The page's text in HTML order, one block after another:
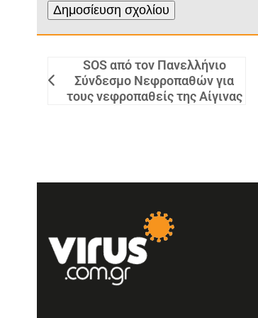
SOS από τον Πανελλήνιο
Σύνδεσμο Νεφροπαθών για
τους νεφροπαθείς της Αίγινας